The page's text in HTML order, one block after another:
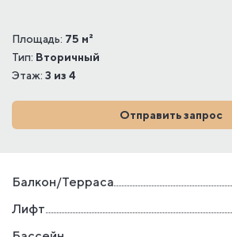
Площадь: 75 м²
Тип: Вторичный
Этаж: 3 из 4
Отправить запрос
Балкон/Терраса
Лифт